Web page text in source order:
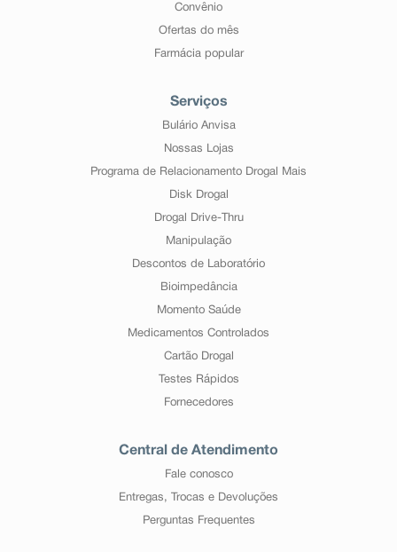
Convênio
Ofertas do mês
Farmácia popular
Serviços
Bulário Anvisa
Nossas Lojas
Programa de Relacionamento Drogal Mais
Disk Drogal
Drogal Drive-Thru
Manipulação
Descontos de Laboratório
Bioimpedância
Momento Saúde
Medicamentos Controlados
Cartão Drogal
Testes Rápidos
Fornecedores
Central de Atendimento
Fale conosco
Entregas, Trocas e Devoluções
Perguntas Frequentes